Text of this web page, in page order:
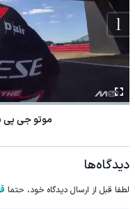
موتو جی پی
دیدگاه‌ها
لطفا قبل از ارسال دیدگاه خود، حتما